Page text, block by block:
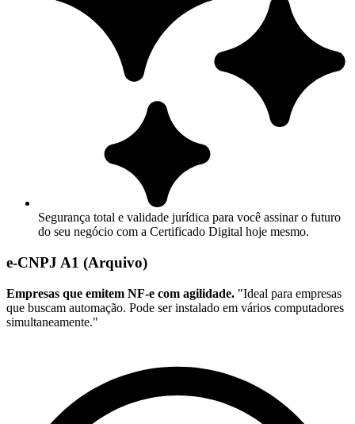
Segurança total e validade jurídica para você assinar o futuro
do seu negócio com a Certificado Digital hoje mesmo.
e-CNPJ A1 (Arquivo)
Empresas que emitem NF-e com agilidade. "Ideal para empresas
que buscam automação. Pode ser instalado em vários computadores
simultaneamente."